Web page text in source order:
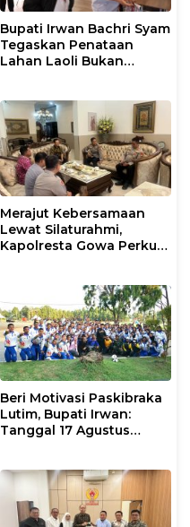
Bupati Irwan Bachri Syam
Tegaskan Penataan
Lahan Laoli Bukan
Merajut Kebersamaan
Lewat Silaturahmi,
Kapolresta Gowa Perkuat
Beri Motivasi Paskibraka
Lutim, Bupati Irwan:
Tanggal 17 Agustus